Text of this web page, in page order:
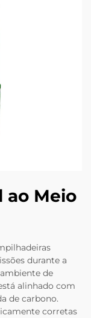
ao Meio
durante a
de
alinhado com
de carbono.
corretas